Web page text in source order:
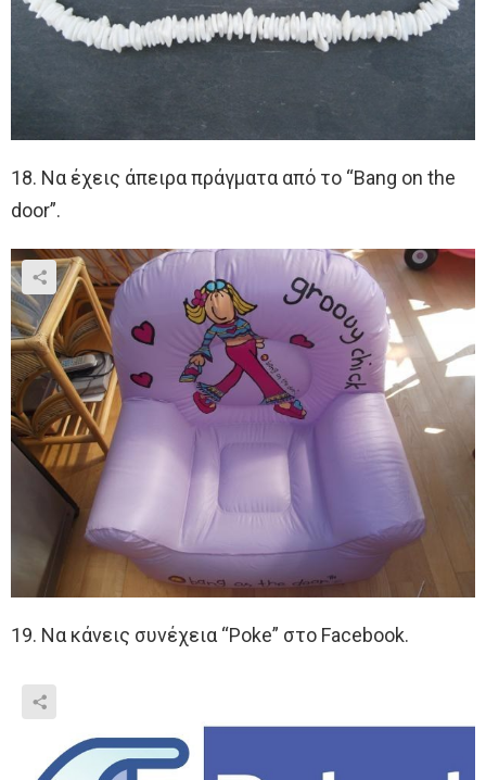
18. Να έχεις άπειρα πράγματα από το “Bang on the
door”.
19. Να κάνεις συνέχεια “Poke” στο Facebook.